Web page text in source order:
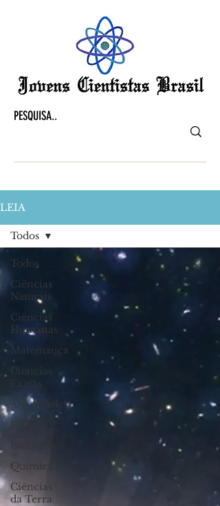
LEIA
Todos
Ciências
Naturais
Ciências
Humanas
Matemática
Ciências
Exatas
Atualidades
Física
Química
Ciências
da Terra
Todos